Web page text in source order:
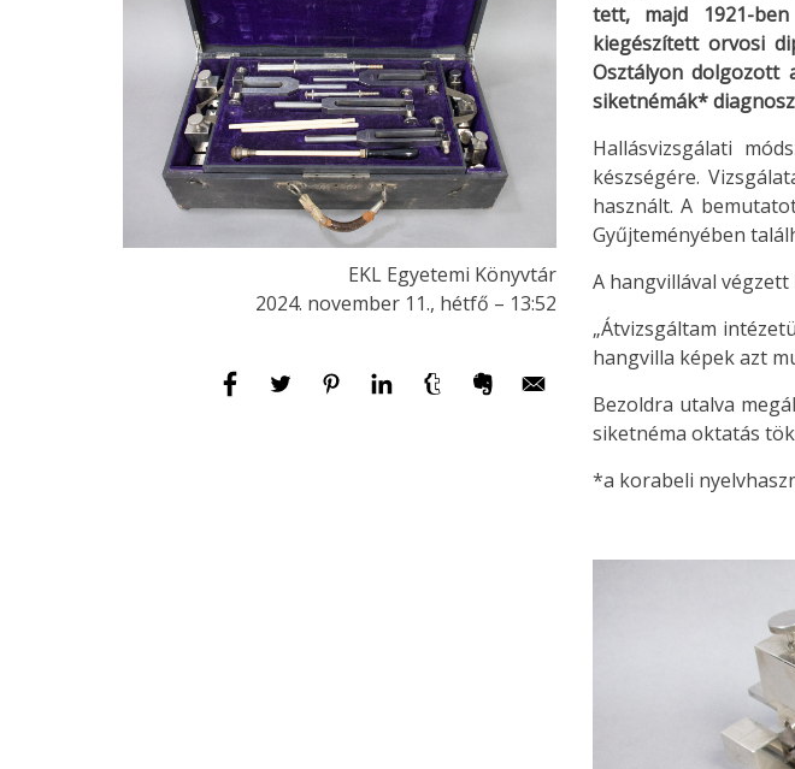
EKL Egyetemi Könyvtár
2024. november 11., hétfő – 13:52
tett, majd 1921-ben
kiegészített orvosi
Osztályon dolgozott
siketnémák*
Hallásvizsgálati
készségére.
használt. A
Gyűjteményében
A hangvillával
„Átvizsgáltam
hangvilla képek azt
Bezoldra utalva
siketnéma oktatás
*a korabeli